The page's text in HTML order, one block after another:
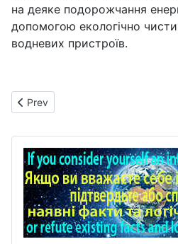
на деяке подорожчання
допомогою екологічно
водневих пристроїв.
Previous article: Воду зігріє вихор
Prev